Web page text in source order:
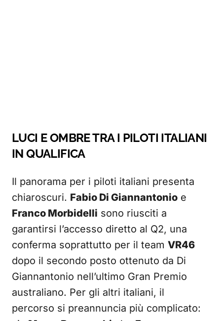
LUCI E OMBRE TRA I PILOTI ITALIANI
IN QUALIFICA
Il panorama per i piloti italiani presenta
chiaroscuri. Fabio Di Giannantonio e
Franco Morbidelli sono riusciti a
garantirsi l’accesso diretto al Q2, una
conferma soprattutto per il team VR46
dopo il secondo posto ottenuto da Di
Giannantonio nell’ultimo Gran Premio
australiano. Per gli altri italiani, il
percorso si preannuncia più complicato: